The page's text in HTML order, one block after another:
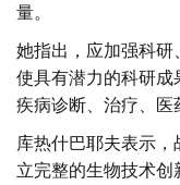
量。
她指出，应加强科研
使具有潜力的科研
疾病诊断、治疗、医
库热什巴耶夫表示
立完整的生物技术